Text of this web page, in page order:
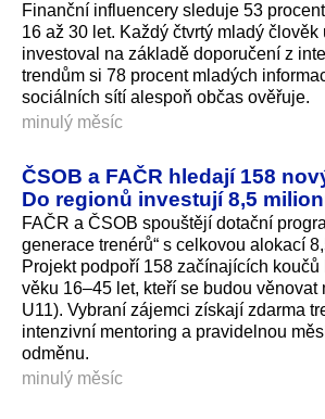
Finanční influencery sleduje 53
16 až 30 let. Každý čtvrtý mladý
investoval na základě doporučení z
trendům si 78 procent mladých
sociálních sítí alespoň občas ověřuje.
minulý měsíc
ČSOB a FAČR hledají 158
Do regionů investují 8,5
FAČR a ČSOB spouštějí dotační
generace trenérů“ s celkovou alokací
Projekt podpoří 158 začínajících
věku 16–45 let, kteří se budou věnovat
U11). Vybraní zájemci získají zdarma
intenzivní mentoring a pravidelnou
odměnu.
minulý měsíc